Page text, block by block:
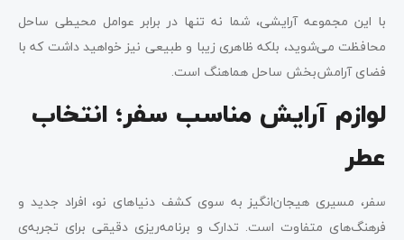
با این مجموعه آرایشی، شما نه تنها در برابر عوامل محیطی ساحل
محافظت می‌شوید، بلکه ظاهری زیبا و طبیعی نیز خواهید داشت که با
فضای آرامش‌بخش ساحل هماهنگ است.
لوازم آرایش مناسب سفر؛ انتخاب
عطر
سفر، مسیری هیجان‌انگیز به سوی کشف دنیاهای نو، افراد جدید و
فرهنگ‌های متفاوت است. تدارک و برنامه‌ریزی دقیقی برای تجربه‌ی